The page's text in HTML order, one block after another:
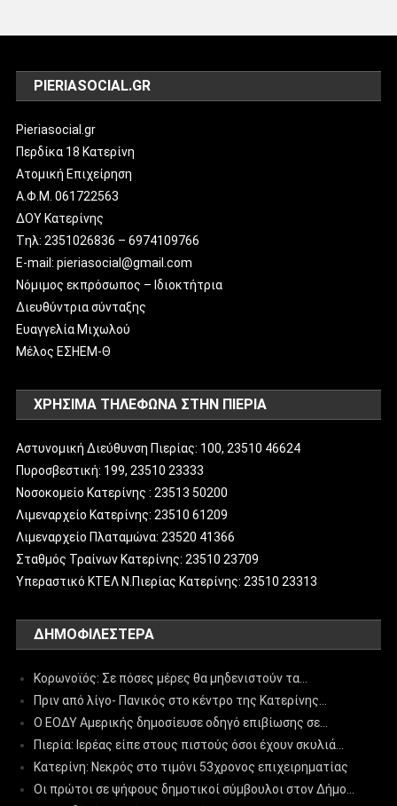
PIERIASOCIAL.GR
Pieriasocial.gr
Περδίκα 18 Κατερίνη
Ατομική Επιχείρηση
Α.Φ.Μ. 061722563
ΔΟΥ Κατερίνης
Tηλ: 2351026836 – 6974109766
E-mail: pieriasocial@gmail.com
Νόμιμος εκπρόσωπος – Ιδιοκτήτρια
Διευθύντρια σύνταξης
Ευαγγελία Μιχωλού
Μέλος ΕΣΗΕΜ-Θ
ΧΡΗΣΙΜΑ ΤΗΛΕΦΩΝΑ ΣΤΗΝ ΠΙΕΡΙΑ
Αστυνομική Διεύθυνση Πιερίας: 100, 23510 46624
Πυροσβεστική: 199, 23510 23333
Νοσοκομείο Κατερίνης : 23513 50200
Λιμεναρχείο Κατερίνης: 23510 61209
Λιμεναρχείο Πλαταμώνα: 23520 41366
Σταθμός Τραίνων Κατερίνης: 23510 23709
Υπεραστικό ΚΤΕΛ Ν.Πιερίας Κατερίνης: 23510 23313
ΔΗΜΟΦΙΛΈΣΤΕΡΑ
Κορωνοϊός: Σε πόσες μέρες θα μηδενιστούν τα…
Πριν από λίγο- Πανικός στο κέντρο της Κατερίνης…
Ο ΕΟΔΥ Αμερικής δημοσίευσε οδηγό επιβίωσης σε…
Πιερία: Ιερέας είπε στους πιστούς όσοι έχουν σκυλιά…
Κατερίνη: Νεκρός στο τιμόνι 53χρονος επιχειρηματίας
Οι πρώτοι σε ψήφους δημοτικοί σύμβουλοι στον Δήμο…